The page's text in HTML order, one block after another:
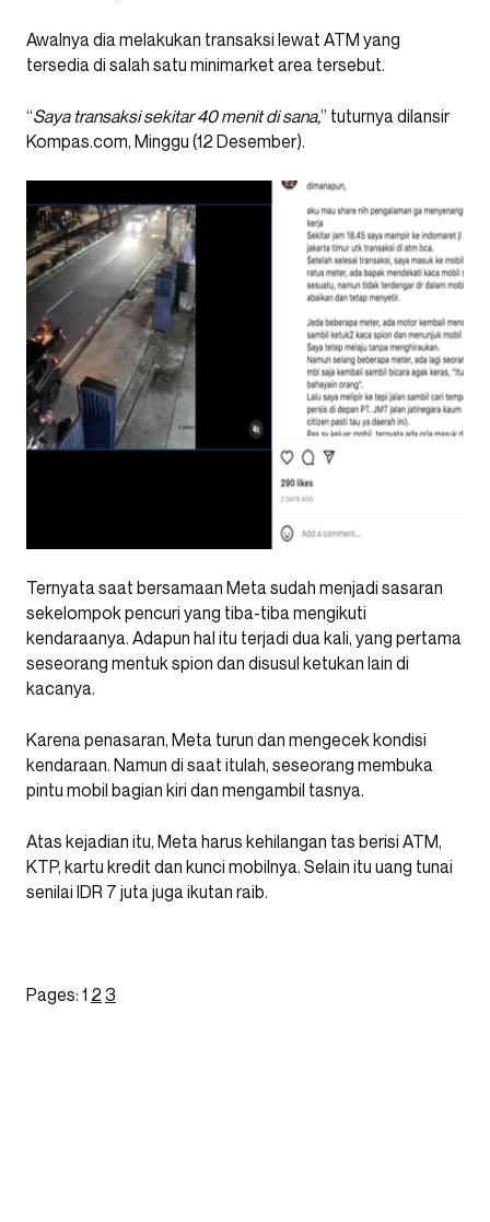
Awalnya dia melakukan transaksi lewat ATM yang
tersedia di salah satu minimarket area tersebut.
“Saya transaksi sekitar 40 menit di sana,” tuturnya dilansir
Kompas.com, Minggu (12 Desember).
Ternyata saat bersamaan Meta sudah menjadi sasaran
sekelompok pencuri yang tiba-tiba mengikuti
kendaraanya. Adapun hal itu terjadi dua kali, yang pertama
seseorang mentuk spion dan disusul ketukan lain di
kacanya.
Karena penasaran, Meta turun dan mengecek kondisi
kendaraan. Namun di saat itulah, seseorang membuka
pintu mobil bagian kiri dan mengambil tasnya.
Atas kejadian itu, Meta harus kehilangan tas berisi ATM,
KTP, kartu kredit dan kunci mobilnya. Selain itu uang tunai
senilai IDR 7 juta juga ikutan raib.
Pages: 1 2 3